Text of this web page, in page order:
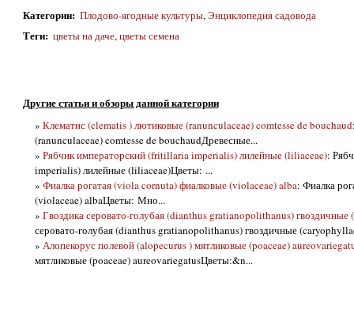
Категории: Плодово-ягодные культуры,Энциклопедия садовода
Теги: цветы на даче,цветы семена
Другие статьи и обзоры данной категории
» Клематис (clematis ) лютиковые (ranunculaceae) comtesse de bouchaud
(ranunculaceae) comtesse de bouchaudДревесные...
» Рябчик императорский (fritillaria imperialis) лилейные (liliaceae):
imperialis) лилейные (liliaceae)Цветы: ...
» Фиалка рогатая (viola cornuta) фиалковые (violaceae) alba: Фиалка
(violaceae) albaЦветы: Мно...
» Гвоздика серовато-голубая (dianthus gratianopolithanus)
серовато-голубая (dianthus gratianopolithanus) гвоздичные
» Алопекорус полевой (alopecurus ) мятликовые (poaceae)
мятликовые (poaceae) aureovariegatusЦветы:&n...